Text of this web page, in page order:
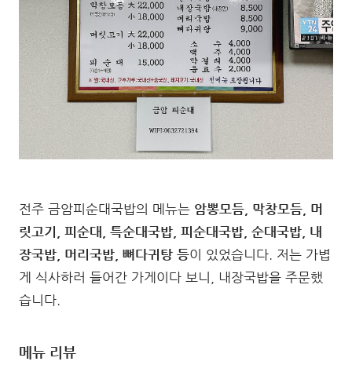
전주 금암피순대국밥의 메뉴는 암뽕모듬, 막창모듬, 머
릿고기, 피순대, 특순대국밥, 피순대국밥, 순대국밥, 내
장국밥, 머리국밥, 뼈다귀탕 등이 있었습니다. 저는 가볍
게 식사하러 들어간 가게이다 보니, 내장국밥을 주문했
습니다.
메뉴 리뷰